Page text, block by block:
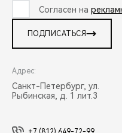
Согласен на
ПОДПИСАТЬСЯ
Адрес:
Санкт-Петербург, ул.
Рыбинская, д. 1 лит.3